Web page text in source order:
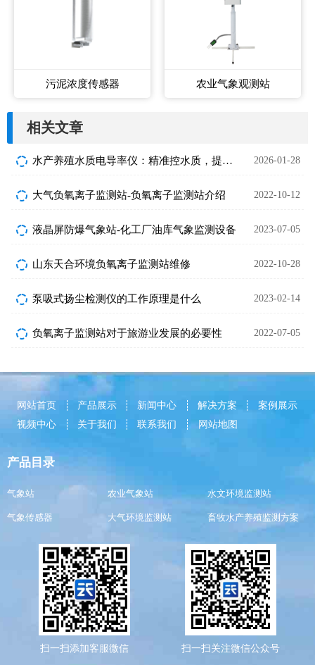
污泥浓度传感器 农业气象观测站
相关文章
水产养殖水质电导率仪：精准控水质，提高成活率和产量！ 2026-01-28
大气负氧离子监测站-负氧离子监测站介绍 2022-10-12
液晶屏防爆气象站-化工厂油库气象监测设备 2023-07-05
山东天合环境负氧离子监测站维修 2022-10-28
泵吸式扬尘检测仪的工作原理是什么 2023-02-14
负氧离子监测站对于旅游业发展的必要性 2022-07-05
网站首页 产品展示 新闻中心 解决方案
案例展示
视频中心
关于我们 联系我们 网站地图
产品目录
气象站 农业气象站 水文环境监测站
气象传感器 大气环境监测站 畜牧水产养殖监测方案
扫一扫添加客服微信 扫一扫关注微信公众号